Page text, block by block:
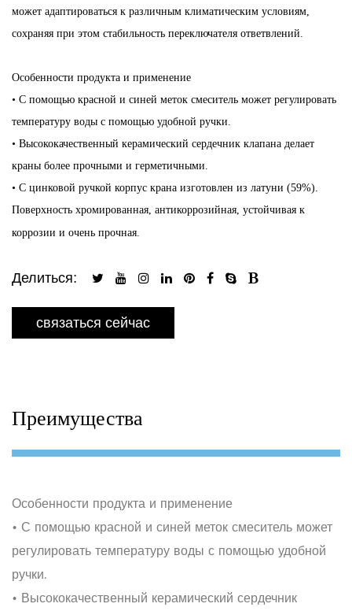
может адаптироваться к различным климатическим условиям,
сохраняя при этом стабильность переключателя ответвлений.
Особенности продукта и применение
• С помощью красной и синей меток смеситель может регулировать
температуру воды с помощью удобной ручки.
• Высококачественный керамический сердечник клапана делает
краны более прочными и герметичными.
• С цинковой ручкой корпус крана изготовлен из латуни (59%).
Поверхность хромированная, антикоррозийная, устойчивая к
коррозии и очень прочная.
Делиться:
связаться сейчас
Преимущества
Особенности продукта и применение
• С помощью красной и синей меток смеситель может
регулировать температуру воды с помощью удобной
ручки.
• Высококачественный керамический сердечник